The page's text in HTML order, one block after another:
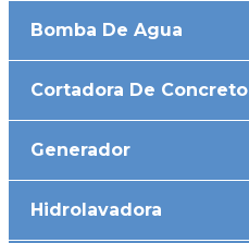
Bomba De Agua
Cortadora De Concreto
Generador
Hidrolavadora